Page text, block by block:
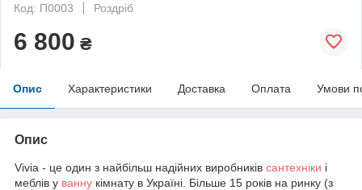
Код: П0003
Роздріб
6 800 ₴
Опис Характеристики Доставка Оплата Умови
Опис
Vivia - це один з найбільш надійних виробників сантехніки і
меблів у ванну кімнату в Україні. Більше 15 років на ринку (з